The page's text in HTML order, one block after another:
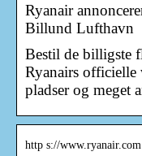
Ryanair
Billund Lufthavn
Bestil de billigste
Ryanairs officielle
pladser og meget
http s://